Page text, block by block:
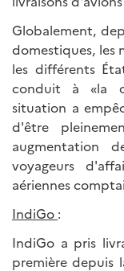
Globalement,
domestiques, les
les différents
conduit à «la
situation a
d'être
augmentation
voyageurs
aériennes
IndiGo :
IndiGo a pris
première depuis